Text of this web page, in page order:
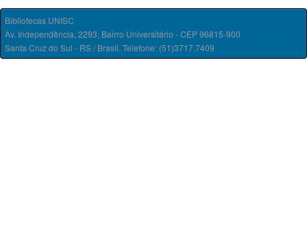
Bibliotecas UNISC
Av. Independência, 2293, Bairro Universitário - CEP 96815-900
Santa Cruz do Sul - RS / Brasil. Telefone: (51)3717.7409